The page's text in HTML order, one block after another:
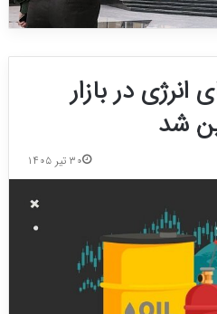
در بازار
شد
۳۰ تیر ۱۴۰۵